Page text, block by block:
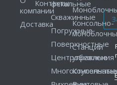
компании
Доставка
Контакты
фекальные
Скважинные
Погружные
Поверхностные
Центробежные
Консольно-
Станции
управления
Консольные